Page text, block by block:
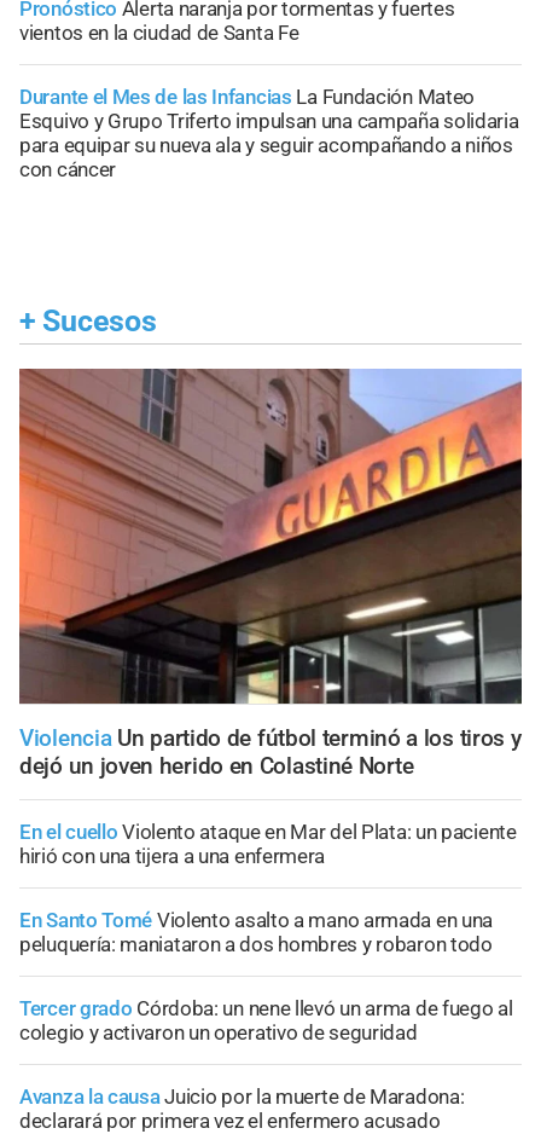
Pronóstico Alerta naranja por tormentas y fuertes
vientos en la ciudad de Santa Fe
Durante el Mes de las Infancias La Fundación Mateo
Esquivo y Grupo Triferto impulsan una campaña solidaria
para equipar su nueva ala y seguir acompañando a niños
con cáncer
+ Sucesos
Violencia Un partido de fútbol terminó a los tiros y
dejó un joven herido en Colastiné Norte
En el cuello Violento ataque en Mar del Plata: un paciente
hirió con una tijera a una enfermera
En Santo Tomé Violento asalto a mano armada en una
peluquería: maniataron a dos hombres y robaron todo
Tercer grado Córdoba: un nene llevó un arma de fuego al
colegio y activaron un operativo de seguridad
Avanza la causaJuicio por la muerte de Maradona:
declarará por primera vez el enfermero acusado